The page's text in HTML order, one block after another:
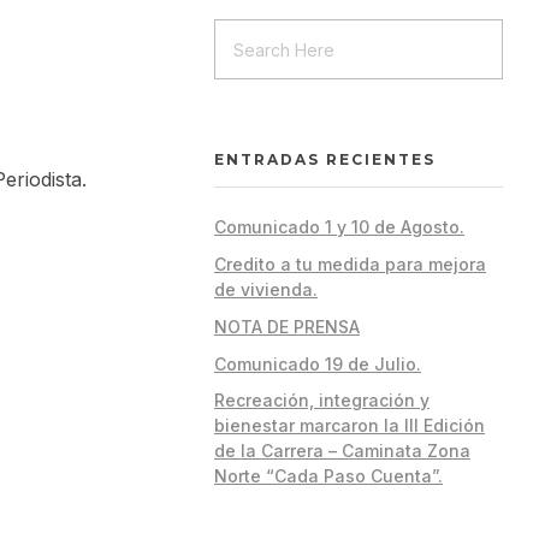
ENTRADAS RECIENTES
Comunicado 1 y 10 de Agosto.
Credito a tu medida para mejora
de vivienda.
NOTA DE PRENSA
Comunicado 19 de Julio.
Recreación, integración y
bienestar marcaron la III Edición
de la Carrera – Caminata Zona
Norte “Cada Paso Cuenta”.